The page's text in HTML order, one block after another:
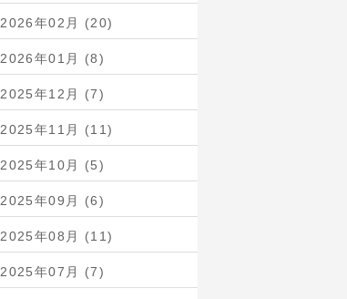
2026年02月 (20)
2026年01月 (8)
2025年12月 (7)
2025年11月 (11)
2025年10月 (5)
2025年09月 (6)
2025年08月 (11)
2025年07月 (7)